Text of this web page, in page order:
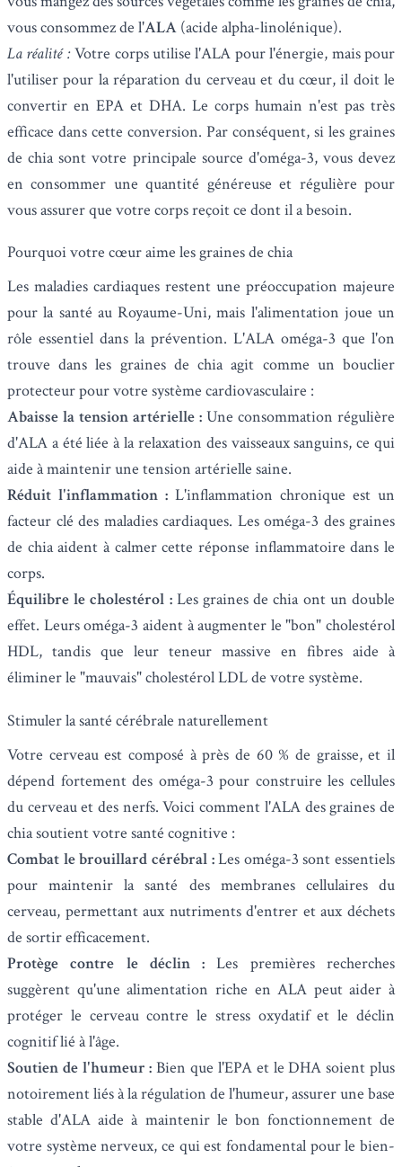
vous consommez de l'ALA (acide alpha-linolénique).
La réalité :Votre corps utilise l'ALA pour l'énergie, mais pour
l'utiliser pour la réparation du cerveau et du cœur, il doit le
convertir en EPA et DHA. Le corps humain n'est pas très
efficace dans cette conversion. Par conséquent, si les graines
de chia sont votre principale source d'oméga-3, vous devez
en consommer une quantité généreuse et régulière pour
vous assurer que votre corps reçoit ce dont il a besoin.
Pourquoi votre cœur aime les graines de chia
Les maladies cardiaques restent une préoccupation majeure
pour la santé au Royaume-Uni, mais l'alimentation joue un
rôle essentiel dans la prévention. L'ALA oméga-3 que l'on
trouve dans les graines de chia agit comme un bouclier
protecteur pour votre système cardiovasculaire :
Abaisse la tension artérielle : Une consommation régulière
d'ALA a été liée à la relaxation des vaisseaux sanguins, ce qui
aide à maintenir une tension artérielle saine.
Réduit l'inflammation : L'inflammation chronique est un
facteur clé des maladies cardiaques. Les oméga-3 des graines
de chia aident à calmer cette réponse inflammatoire dans le
corps.
Équilibre le cholestérol :Les graines de chia ont un double
effet. Leurs oméga-3 aident à augmenter le "bon" cholestérol
HDL, tandis que leur teneur massive en fibres aide à
éliminer le "mauvais" cholestérol LDL de votre système.
Stimuler la santé cérébrale naturellement
Votre cerveau est composé à près de 60 % de graisse, et il
dépend fortement des oméga-3 pour construire les cellules
du cerveau et des nerfs. Voici comment l'ALA des graines de
chia soutient votre santé cognitive :
Combat le brouillard cérébral :Les oméga-3 sont essentiels
pour maintenir la santé des membranes cellulaires du
cerveau, permettant aux nutriments d'entrer et aux déchets
de sortir efficacement.
Protège contre le déclin : Les premières recherches
suggèrent qu'une alimentation riche en ALA peut aider à
protéger le cerveau contre le stress oxydatif et le déclin
cognitif lié à l'âge.
Soutien de l'humeur : Bien que l'EPA et le DHA soient plus
notoirement liés à la régulation de l'humeur, assurer une base
stable d'ALA aide à maintenir le bon fonctionnement de
votre système nerveux, ce qui est fondamental pour le bien-